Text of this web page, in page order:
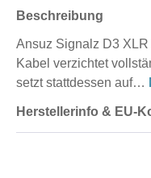
Beschreibung
Ansuz Signalz D3
Kabel verzichtet
setzt stattdessen auf…
Herstellerinfo & EU-